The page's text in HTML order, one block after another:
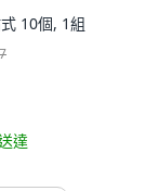
10個, 1組
達